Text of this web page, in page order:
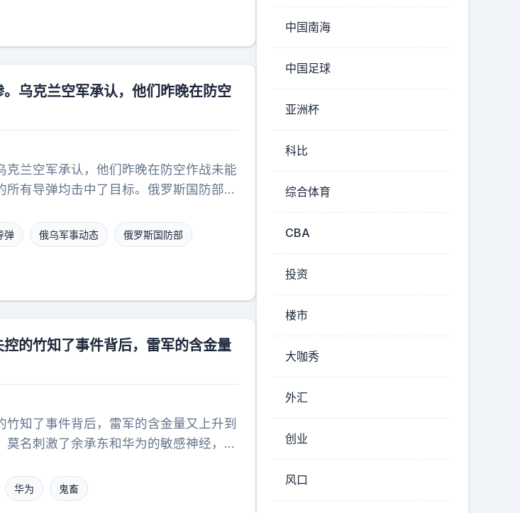
国希望此事件当作个案处理，不希望上
国政府明显选择了迎合安抚。但是，从
馆的发声，不如正视事件本身暴露出的
真相，公正对待涉事当事人，避免舆情
716%，坐稳全球第四大内存厂商席
产能，订单排至2027年底，根本不愁
路，转而凭技术实力平等议价。比起挤
、深耕本土市场，才是更稳妥的选择。
大于弊，还是错过了绝佳的出海机会？
乌克兰空军承认，他们昨晚在防空
兰空军承认，他们昨晚在防空作战未能
有导弹均击中了目标。俄罗斯国防部证
反导拦截弹本可以避免这样的灾难。至
迟提供反导拦截弹或不愿提供反导拦截
首。”泽连斯基再次呼吁西方盟友展现
弹 俄乌军事动态 俄罗斯国防部
的竹知了事件背后，雷军的含金量
知了事件背后，雷军的含金量又上升到
名刺激了余承东和华为的敏感神经，大
唐做法，彻底激怒了无数网友，引发了
的澄清公告，更进一步点燃了公众的逆
华为 鬼畜
中国南海
中国足球
亚洲杯
科比
综合体育
CBA
投资
楼市
大咖秀
外汇
创业
风口